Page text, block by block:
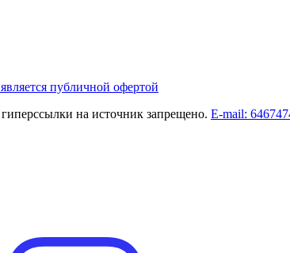
публичной офертой
на источник запрещено. E-mail: